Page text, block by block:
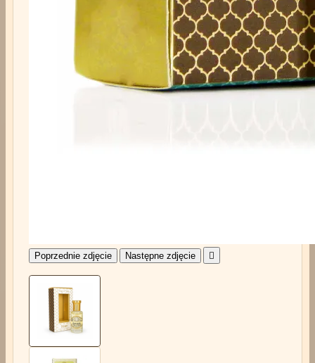
Poprzednie zdjęcie Następne zdjęcie 